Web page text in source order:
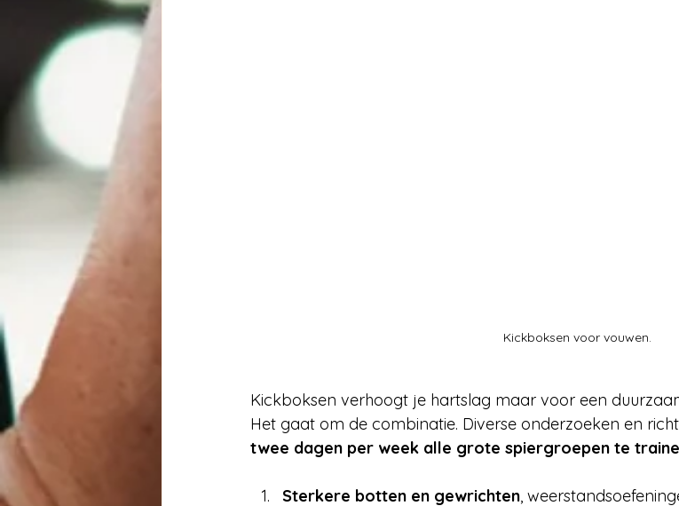
Kickboksen voor vouwen.
Kickboksen verhoogt je hartslag maar voor een
Het gaat om de combinatie. Diverse onderzoeken en
twee dagen per week alle grote spiergroepen te
Sterkere botten en gewrichten,